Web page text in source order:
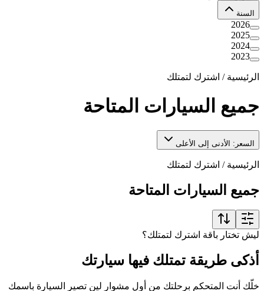
السنة
2026
2025
2024
2023
الرئيسية / اشترك لتمتلك
جميع السيارات المتاحة
السعر: الأدنى إلى الأعلى
الرئيسية / اشترك لتمتلك
جميع السيارات المتاحة
ليش تختار باقة اشترك لتمتلك؟
أذكى طريقة تمتلك فيها سيارتك
خلّك أنت المتحكم برحلتك من أول مشوار لين تصير السيارة باسمك